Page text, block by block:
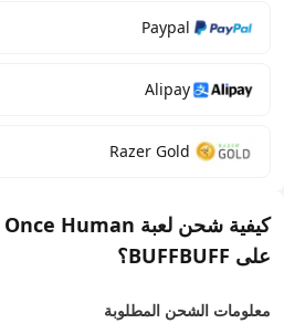
Paypal
Alipay
Razer Gold
على BUFFBUFF؟
معلومات الشحن المطلوبة